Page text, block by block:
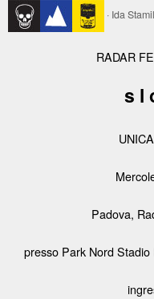
· Ida
RADAR
s l
Padova,
presso Park Nord